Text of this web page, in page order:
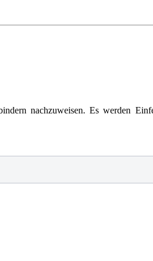
nachzuweisen. Es werden